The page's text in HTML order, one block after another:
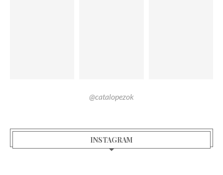
@catalopezok
INSTAGRAM